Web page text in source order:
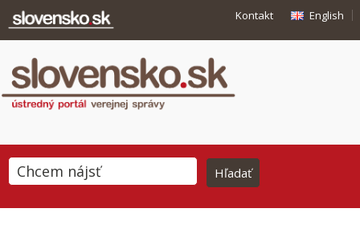
Kontakt English